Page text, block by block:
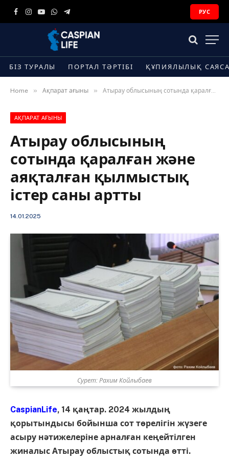
Facebook
Instagram
YouTube
WhatsApp
Telegram
РУС
БІЗ ТУРАЛЫ ПОРТАЛ ТӘРТІБІ ҚҰПИЯЛЫЛЫҚ
Home » Ақпарат ағыны » Атырау облысының сотында қаралған және аяқталған қылмыстық істер саны артты
АҚПАРАТ АҒЫНЫ
Атырау облысының
сотында қаралған және
аяқталған қылмыстық
істер саны артты
14.01.2025
Сурет: Рахим Койлыбаев
CaspianLife, 14 қаңтар. 2024 жылдың
қорытындысы бойынша сот төрелігін жүзеге
асыру нәтижелеріне арналған кеңейтілген
жиналыс Атырау облыстық сотында өтті.